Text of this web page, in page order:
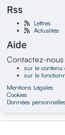
Rss
Lettres
Actualités
Aide
Contactez-nous
sur le contenu
sur le
Mentions Légales
Cookies
Données personnelles